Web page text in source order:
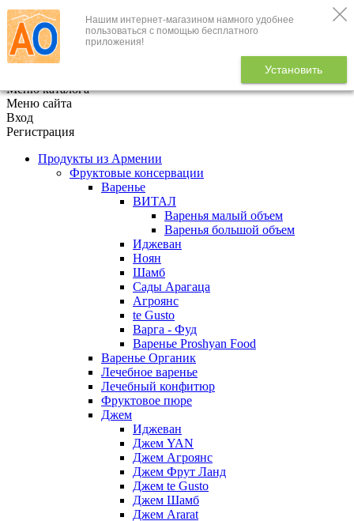
Нашим интернет-магазином намного удобнее
пользоваться с помощью бесплатного
приложения!
Установить
+7 (495) 646-888-1
В корзине
Меню каталога
Меню сайта
Вход
Регистрация
Продукты из Армении
Фруктовые консервации
Варенье
ВИТАЛ
Варенья малый объем
Варенья большой объем
Иджеван
Ноян
Шамб
Сады Арагаца
Агроянс
te Gusto
Варга - Фуд
Варенье Proshyan Food
Варенье Органик
Лечебное варенье
Лечебный конфитюр
Фруктовое пюре
Джем
Иджеван
Джем YAN
Джем Агроянс
Джем Фрут Ланд
Джем te Gusto
Джем Шамб
Джем Ararat